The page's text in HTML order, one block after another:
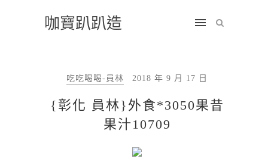
咖寶趴趴造
吃吃喝喝-員林 2018 年 9 月 17 日
{彰化 員林}外食*3050果昔
果汁10709